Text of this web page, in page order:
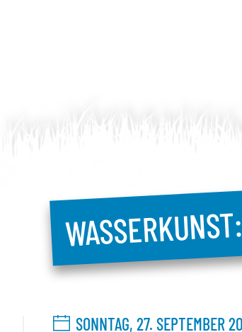
SONNTAG, 27. SEPTEMBER